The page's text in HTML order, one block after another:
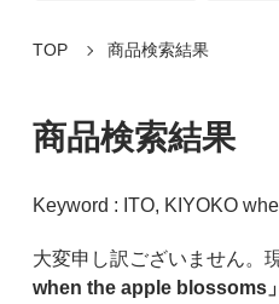
TOP 商品検索結果
商品検索結果
Keyword : ITO, KIYOKO
大変申し訳ございません。現
when the apple blossoms」